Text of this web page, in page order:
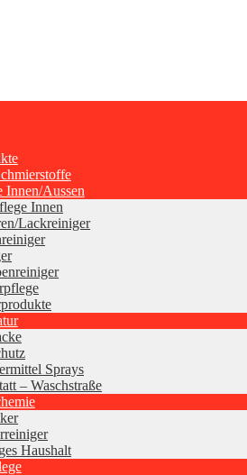
Innen/Aussen
Innen
Lackreiniger
Sprays
– Waschstraße
Haushalt